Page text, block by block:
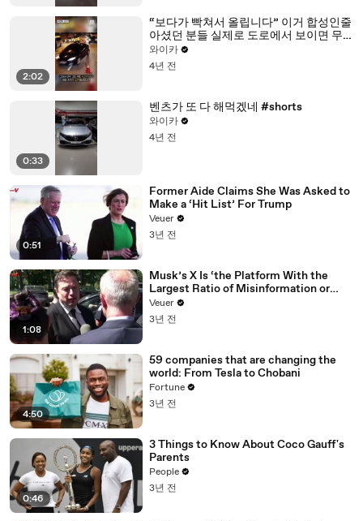
2:02
“보다가 빡쳐서 올립니다” 이거 합성인줄
아셨던 분들 실제로 도로에서 보이면 무
조건 경찰 부르세요, 실제 운전자들끼리
만 아는 도로 위 최악의 나쁜놈들 바로 보
이면 신고 각인 이유
와이카
4년 전
0:33
벤츠가 또 다 해먹겠네 #shorts
와이카
4년 전
0:51
Former Aide Claims She Was Asked to
Make a ‘Hit List’ For Trump
Veuer
3년 전
1:08
Musk’s X Is ‘the Platform With the
Largest Ratio of Misinformation or
Disinformation’ Amongst All Social
Media Platforms
Veuer
3년 전
4:50
59 companies that are changing the
world: From Tesla to Chobani
Fortune
3년 전
0:46
3 Things to Know About Coco Gauff's
Parents
People
3년 전